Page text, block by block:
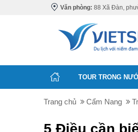
Văn phòng: 88 Xã Đàn,
TOUR TRONG
Trang chủ Cẩm Nang
5 Điều cần